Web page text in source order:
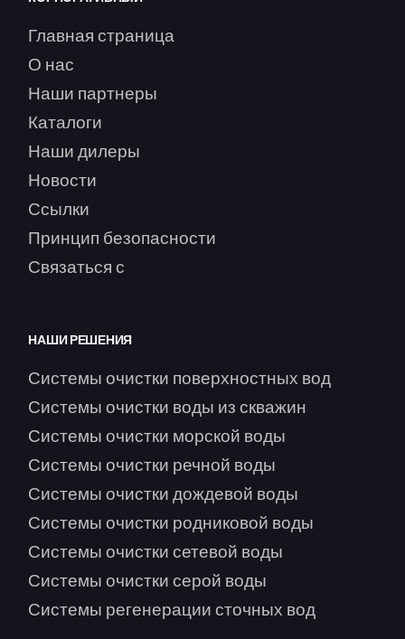
Главная страница
О нас
Наши партнеры
Каталоги
Наши дилеры
Новости
Ссылки
Принцип безопасности
Связаться с
НАШИ РЕШЕНИЯ
Системы очистки поверхностных вод
Системы очистки воды из скважин
Системы очистки морской воды
Системы очистки речной воды
Системы очистки дождевой воды
Системы очистки родниковой воды
Системы очистки сетевой воды
Системы очистки серой воды
Системы регенерации сточных вод